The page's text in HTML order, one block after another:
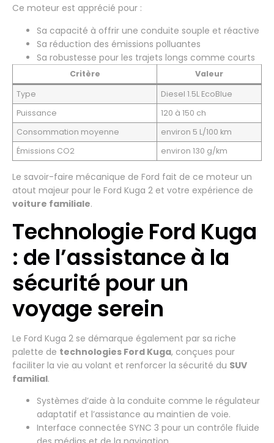
Ce moteur est apprécié pour :
Sa capacité à offrir une conduite souple et réactive
Sa réduction des émissions polluantes
Sa robustesse pour les trajets longs comme courts
Critère
Valeur
Type
Diesel 1.5L EcoBlue
Puissance
120 à 150 ch
Consommation moyenne
environ 5 L/100 km
Émissions CO2
environ 130 g/km
Le savoir-faire mécanique de Ford fait de ce moteur un
atout majeur pour le Ford Kuga 2 et votre expérience de
voiture familiale.
Technologie Ford Kuga
: de l’assistance à la
sécurité pour un
voyage serein
Le Ford Kuga 2 se démarque également par sa riche
palette de technologies Ford Kuga, conçues pour
faciliter la vie au volant et renforcer la sécurité du SUV
familial.
Systèmes d’aide à la conduite comme le régulateur
adaptatif et l’assistance au maintien de voie.
Interface connectée SYNC 3 pour un contrôle fluide